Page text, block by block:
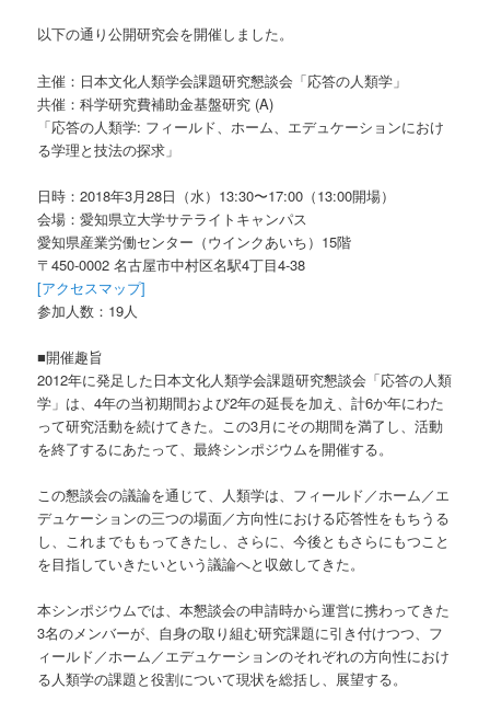
以下の通り公開研究会を開催しました。
主催：日本文化人類学会課題研究懇談会「応答の人類学」
共催：科学研究費補助金基盤研究 (A)
「応答の人類学: フィールド、ホーム、エデュケーションにおけ
る学理と技法の探求」
日時：2018年3月28日（水）13:30〜17:00（13:00開場）
会場：愛知県立大学サテライトキャンパス
愛知県産業労働センター（ウインクあいち）15階
〒450-0002 名古屋市中村区名駅4丁目4-38
[アクセスマップ]
参加人数：19人
■開催趣旨
2012年に発足した日本文化人類学会課題研究懇談会「応答の人類
学」は、4年の当初期間および2年の延長を加え、計6か年にわた
って研究活動を続けてきた。この3月にその期間を満了し、活動
を終了するにあたって、最終シンポジウムを開催する。
この懇談会の議論を通じて、人類学は、フィールド／ホーム／エ
デュケーションの三つの場面／方向性における応答性をもちうる
し、これまでももってきたし、さらに、今後ともさらにもつこと
を目指していきたいという議論へと収斂してきた。
本シンポジウムでは、本懇談会の申請時から運営に携わってきた
3名のメンバーが、自身の取り組む研究課題に引き付けつつ、フ
ィールド／ホーム／エデュケーションのそれぞれの方向性におけ
る人類学の課題と役割について現状を総括し、展望する。